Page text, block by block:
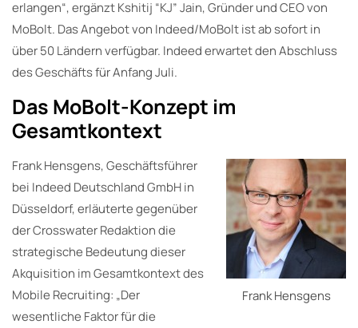
erlangen“, ergänzt Kshitij “KJ” Jain, Gründer und CEO von
MoBolt. Das Angebot von Indeed/MoBolt ist ab sofort in
über 50 Ländern verfügbar. Indeed erwartet den Abschluss
des Geschäfts für Anfang Juli.
Das MoBolt-Konzept im
Gesamtkontext
Frank Hensgens
Frank Hensgens, Geschäftsführer
bei Indeed Deutschland GmbH in
Düsseldorf, erläuterte gegenüber
der Crosswater Redaktion die
strategische Bedeutung dieser
Akquisition im Gesamtkontext des
Mobile Recruiting: „Der
wesentliche Faktor für die